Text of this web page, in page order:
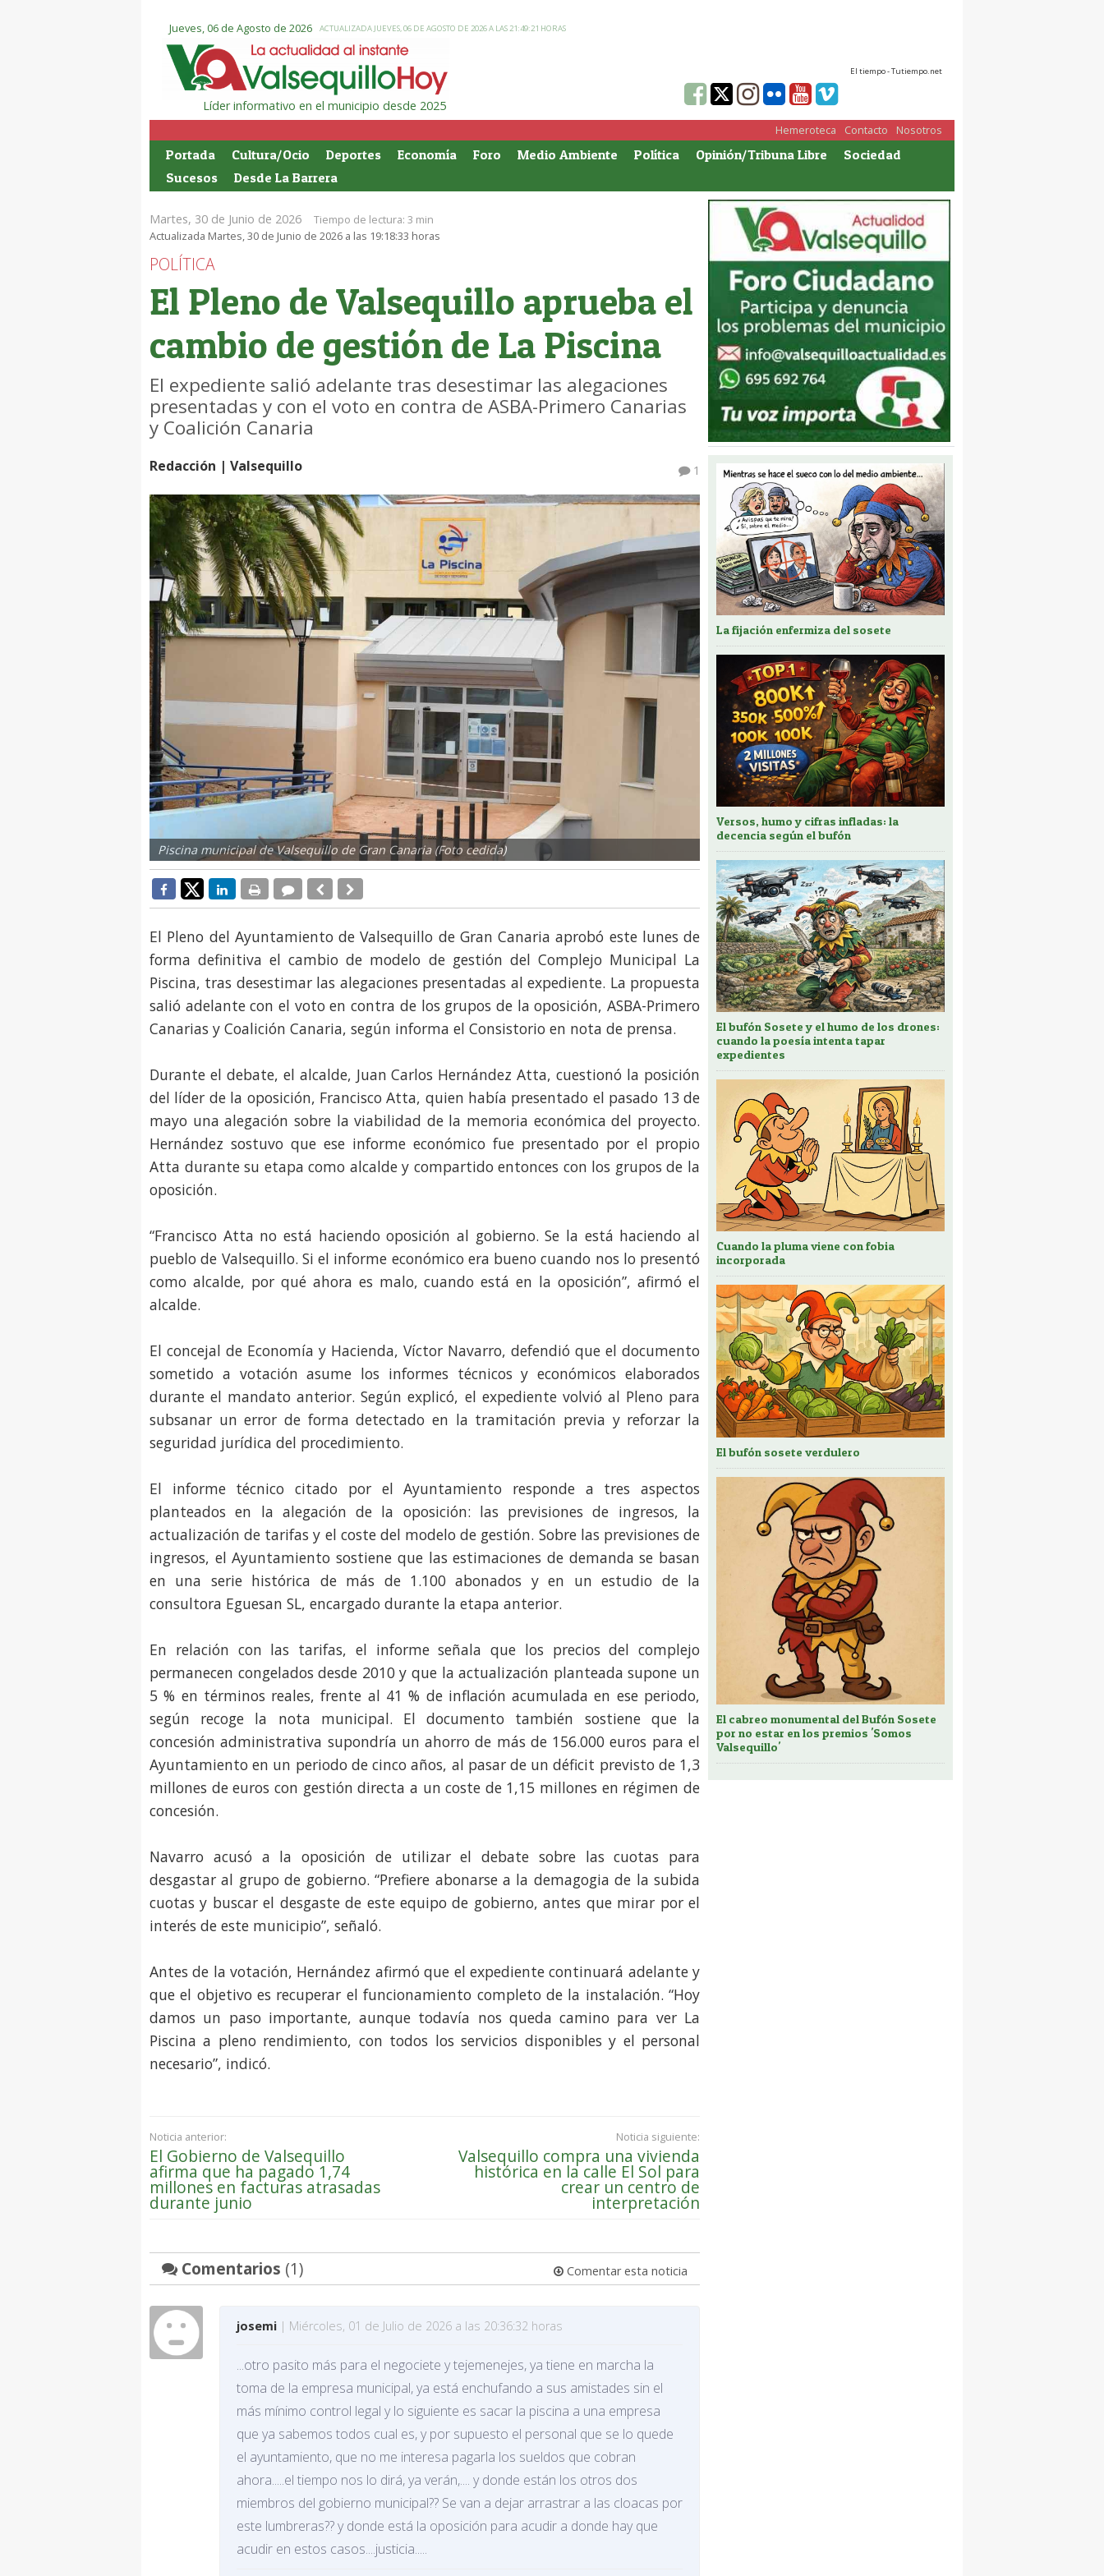
Jueves, 06 de Agosto de 2026 ACTUALIZADA JUEVES, 06 DE AGOSTO DE 2026 A LAS 21:49:21 HORAS
Líder informativo en el municipio desde 2025
El tiempo - Tutiempo.net
Nosotros
Contacto
Hemeroteca
Portada Cultura/Ocio Deportes Economía Foro Medio Ambiente Política Opinión/Tribuna Libre
Sociedad
Sucesos
Desde La Barrera
Martes, 30 de Junio de 2026 Tiempo de lectura: 3 min
Actualizada Martes, 30 de Junio de 2026 a las 19:18:33 horas
POLÍTICA
El Pleno de Valsequillo aprueba el
cambio de gestión de La Piscina
El expediente salió adelante tras desestimar las alegaciones
presentadas y con el voto en contra de ASBA-Primero Canarias
y Coalición Canaria
Redacción | Valsequillo 1
Piscina municipal de Valsequillo de Gran Canaria (Foto cedida)
El Pleno del Ayuntamiento de Valsequillo de Gran Canaria aprobó este lunes de
forma definitiva el cambio de modelo de gestión del Complejo Municipal La
Piscina, tras desestimar las alegaciones presentadas al expediente. La propuesta
salió adelante con el voto en contra de los grupos de la oposición, ASBA-Primero
Canarias y Coalición Canaria, según informa el Consistorio en nota de prensa.
Durante el debate, el alcalde, Juan Carlos Hernández Atta, cuestionó la posición
del líder de la oposición, Francisco Atta, quien había presentado el pasado 13 de
mayo una alegación sobre la viabilidad de la memoria económica del proyecto.
Hernández sostuvo que ese informe económico fue presentado por el propio
Atta durante su etapa como alcalde y compartido entonces con los grupos de la
oposición.
“Francisco Atta no está haciendo oposición al gobierno. Se la está haciendo al
pueblo de Valsequillo. Si el informe económico era bueno cuando nos lo presentó
como alcalde, por qué ahora es malo, cuando está en la oposición”, afirmó el
alcalde.
El concejal de Economía y Hacienda, Víctor Navarro, defendió que el documento
sometido a votación asume los informes técnicos y económicos elaborados
durante el mandato anterior. Según explicó, el expediente volvió al Pleno para
subsanar un error de forma detectado en la tramitación previa y reforzar la
seguridad jurídica del procedimiento.
El informe técnico citado por el Ayuntamiento responde a tres aspectos
planteados en la alegación de la oposición: las previsiones de ingresos, la
actualización de tarifas y el coste del modelo de gestión. Sobre las previsiones de
ingresos, el Ayuntamiento sostiene que las estimaciones de demanda se basan
en una serie histórica de más de 1.100 abonados y en un estudio de la
consultora Eguesan SL, encargado durante la etapa anterior.
En relación con las tarifas, el informe señala que los precios del complejo
permanecen congelados desde 2010 y que la actualización planteada supone un
5 % en términos reales, frente al 41 % de inflación acumulada en ese periodo,
según recoge la nota municipal. El documento también sostiene que la
concesión administrativa supondría un ahorro de más de 156.000 euros para el
Ayuntamiento en un periodo de cinco años, al pasar de un déficit previsto de 1,3
millones de euros con gestión directa a un coste de 1,15 millones en régimen de
concesión.
Navarro acusó a la oposición de utilizar el debate sobre las cuotas para
desgastar al grupo de gobierno. “Prefiere abonarse a la demagogia de la subida
cuotas y buscar el desgaste de este equipo de gobierno, antes que mirar por el
interés de este municipio”, señaló.
Antes de la votación, Hernández afirmó que el expediente continuará adelante y
que el objetivo es recuperar el funcionamiento completo de la instalación. “Hoy
damos un paso importante, aunque todavía nos queda camino para ver La
Piscina a pleno rendimiento, con todos los servicios disponibles y el personal
necesario”, indicó.
Noticia anterior:
El Gobierno de Valsequillo
afirma que ha pagado 1,74
millones en facturas atrasadas
durante junio
Noticia siguiente:
Valsequillo compra una vivienda
histórica en la calle El Sol para
crear un centro de
interpretación
Comentarios (1) Comentar esta noticia
josemi | Miércoles, 01 de Julio de 2026 a las 20:36:32 horas
...otro pasito más para el negociete y tejemenejes, ya tiene en marcha la
toma de la empresa municipal, ya está enchufando a sus amistades sin el
más mínimo control legal y lo siguiente es sacar la piscina a una empresa
que ya sabemos todos cual es, y por supuesto el personal que se lo quede
el ayuntamiento, que no me interesa pagarla los sueldos que cobran
ahora.....el tiempo nos lo dirá, ya verán,.... y donde están los otros dos
miembros del gobierno municipal?? Se van a dejar arrastrar a las cloacas por
este lumbreras?? y donde está la oposición para acudir a donde hay que
acudir en estos casos....justicia.....
La fijación enfermiza del sosete
Versos, humo y cifras infladas: la
decencia según el bufón
El bufón Sosete y el humo de los drones:
cuando la poesía intenta tapar
expedientes
Cuando la pluma viene con fobia
incorporada
El bufón sosete verdulero
El cabreo monumental del Bufón Sosete
por no estar en los premios 'Somos
Valsequillo'